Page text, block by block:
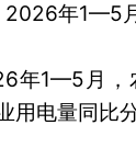
年1—5
年1—5月
电量同比